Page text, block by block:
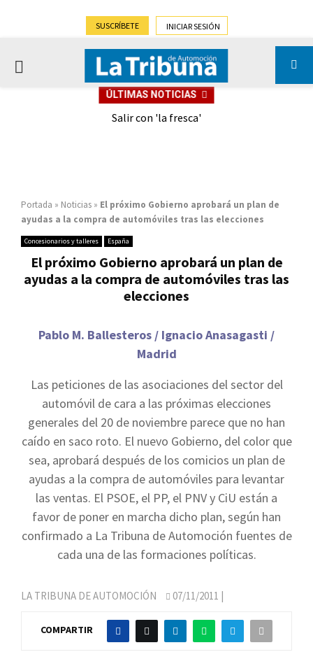
SUSCRÍBETE INICIAR SESIÓN
PRIMARY
ÚLTIMAS NOTICIAS
Salir con 'la fresca'
Portada » Noticias » El próximo Gobierno aprobará un plan de
ayudas a la compra de automóviles tras las elecciones
Concesionarios y talleres España
El próximo Gobierno aprobará un plan de
ayudas a la compra de automóviles tras las
elecciones
Pablo M. Ballesteros / Ignacio Anasagasti /
Madrid
Las peticiones de las asociaciones del sector del
automóvil de cara a las próximas elecciones
generales del 20 de noviembre parece que no han
caído en saco roto. El nuevo Gobierno, del color que
sea, aprobará después de los comicios un plan de
ayudas a la compra de automóviles para levantar
las ventas. El PSOE, el PP, el PNV y CiU están a
favor de poner en marcha dicho plan, según han
confirmado a La Tribuna de Automoción fuentes de
cada una de las formaciones políticas.
LA TRIBUNA DE AUTOMOCIÓN 07/11/2011 |
COMPARTIR